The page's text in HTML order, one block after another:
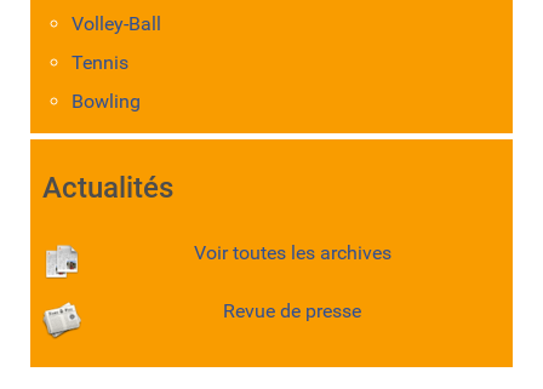
Volley-Ball
Tennis
Bowling
Actualités
Voir toutes les archives
Revue de presse